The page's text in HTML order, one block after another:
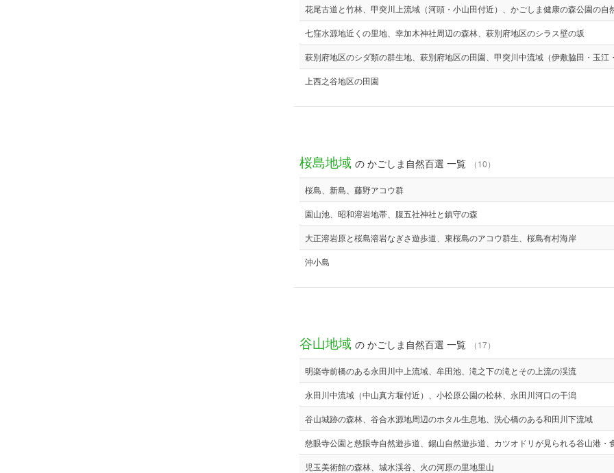
花尾古道と竹林、甲突川上流域（河頭・小山田付近）、かごしま健康の森公園の自
七窪水源地近くの里地、幸加木神社周辺の森林、萩別府地区のシラス壁の坂
萩別府地区のシダ類の群生地、萩別府地区の田園、甲突川中流域（伊敷脇田・玉江
上西之谷地区の田園
桜島地域 の かごしま自然百選 一覧 （10）
桜島、新島、藤野アコウ群
園山池、昭和溶岩地帯、腹五社神社と鎮守の森
大正溶岩原と桜島溶岩なぎさ遊歩道、東桜島のアコウ群生、桜島有村海岸
沖小島
谷山地域 の かごしま自然百選 一覧 （17）
明楽寺前橋のある永田川中上流域、牟田池、滝之下の滝とその上流の渓流
永田川中流域（中山真方堰付近）、小松原公園の松林、永田川河口の干潟
谷山城跡の森林、谷合水源地周辺のホタル生息地、洗心橋のある和田川下流域
慈眼寺公園と慈眼寺自然遊歩道、錫山自然遊歩道、カツオドリが見られる谷山港・
児玉美術館の森林、城水渓谷、火の河原の里地里山